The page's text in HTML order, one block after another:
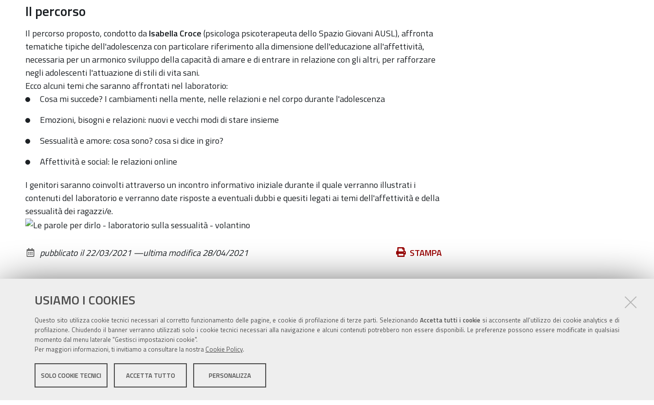
USIAMO I COOKIES
Questo sito utilizza cookie tecnici necessari al corretto funzionamento delle pagine, e cookie di profilazione di terze parti. Selezionando Accetta tutti i cookiesi acconsente all’utilizzo dei cookie analytics e di
profilazione. Chiudendo il banner verranno utilizzati solo i cookie tecnici necessari alla navigazione e alcuni contenuti potrebbero non essere disponibili. Le preferenze possono essere modificate in qualsiasi
momento dal menu laterale "Gestisci impostazioni cookie".
Per maggiori informazioni, ti invitiamo a consultare la nostra Cookie Policy.
SOLO COOKIE TECNICI ACCETTA TUTTO PERSONALIZZA
laboratorio
di
educazione
all'affettività
per
ragazzi/e
20/27
2021-
04-
2021-
04-
13T23:59:59+02:00
Il
13
incontro
via
con
genitori
Il percorso
Il percorso proposto, condotto daIsabella Croce(psicologa psicoterapeuta delloSpazio Giovani AUSL), affronta
tematiche tipiche dell'adolescenza con particolare riferimento alla dimensione dell'educazione all'affettività,
necessaria per un armonico sviluppo della capacità di amare e di entrare in relazione con gli altri, per rafforzare
negli adolescenti l'attuazione di stili di vita sani.
Ecco alcuni temi che saranno affrontati nel laboratorio:
Cosa mi succede? I cambiamenti nella mente, nelle relazioni e nel corpo durante l'adolescenza
Emozioni, bisogni e relazioni: nuovi e vecchi modi di stare insieme
Sessualità e amore: cosa sono? cosa si dice in giro?
Affettività e social: le relazioni online
I genitori saranno coinvolti attraverso un incontro informativo iniziale durante il quale verranno illustrati i
contenuti del laboratorio e verranno date risposte a eventuali dubbi e quesiti legati ai temi dell'affettività e della
sessualità dei ragazzi/e.
Azioni
documento
STAMPA
pubblicato il22/03/2021 —ultima modifica28/04/2021
Sito istituzionale Comune di Zola Predosa